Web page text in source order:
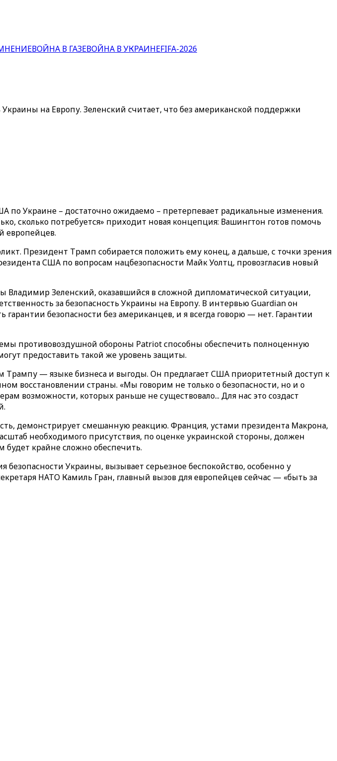
ВОЙНА В ГАЗЕВОЙНА В УКРАИНЕFIFA-2026
на Европу. Зеленский считает, что без американской поддержки
Украине – достаточно ожидаемо – претерпевает радикальные изменения.
сколько потребуется» приходит новая концепция: Вашингтон готов помочь
европейцев.
Президент Трамп собирается положить ему конец, а дальше, с точки зрения
США по вопросам нацбезопасности Майк Уолтц, провозгласив новый
Владимир Зеленский, оказавшийся в сложной дипломатической ситуации,
за безопасность Украины на Европу. В интервью Guardian он
гарантии безопасности без американцев, и я всегда говорю — нет. Гарантии
противовоздушной обороны Patriot способны обеспечить полноценную
предоставить такой же уровень защиты.
Трампу — языке бизнеса и выгоды. Он предлагает США приоритетный доступ к
восстановлении страны. «Мы говорим не только о безопасности, но и о
возможности, которых раньше не существовало... Для нас это создаст
демонстрирует смешанную реакцию. Франция, устами президента Макрона,
необходимого присутствия, по оценке украинской стороны, должен
крайне сложно обеспечить.
безопасности Украины, вызывает серьезное беспокойство, особенно у
НАТО Камиль Гран, главный вызов для европейцев сейчас — «быть за